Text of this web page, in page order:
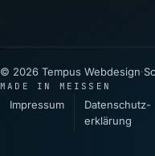
© 2026 Tempus Webdesign·
MADE IN MEISSEN
Impressum
Datenschutz­
erklärung